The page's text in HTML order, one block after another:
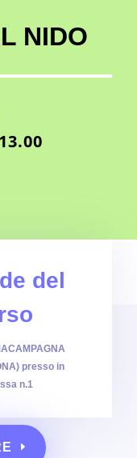
NIDO
del
presso in
n.1